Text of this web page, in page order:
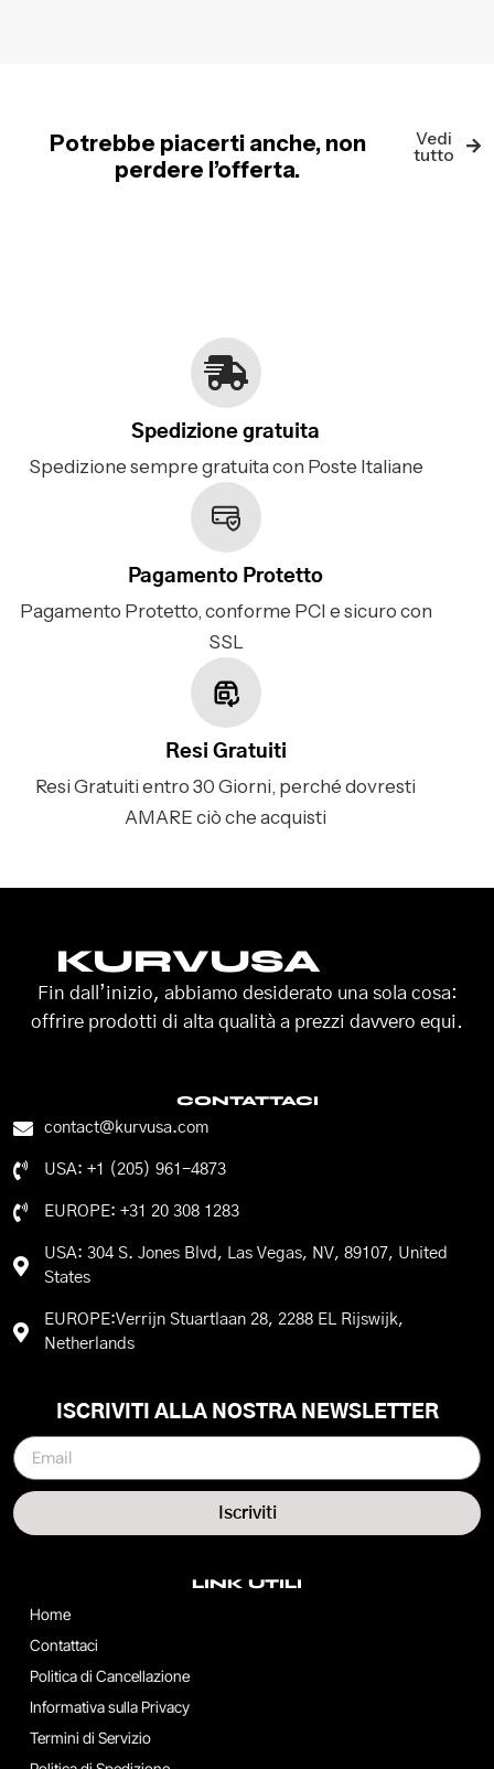
Potrebbe piacerti anche, non
perdere l’offerta.
Vedi
tutto
Spedizione gratuita
Spedizione sempre gratuita con Poste Italiane
Pagamento Protetto
Pagamento Protetto, conforme PCI e sicuro con
SSL
Resi Gratuiti
Resi Gratuiti entro 30 Giorni, perché dovresti
AMARE ciò che acquisti
KURVUSA
Fin dall’inizio, abbiamo desiderato una sola cosa:
offrire prodotti di alta qualità a prezzi davvero equi.
CONTATTACI
contact@kurvusa.com
USA: +1 (205) 961-4873
EUROPE: +31 20 308 1283
USA: 304 S. Jones Blvd, Las Vegas, NV, 89107, United
States
EUROPE:Verrijn Stuartlaan 28, 2288 EL Rijswijk,
Netherlands
LINK UTILI
Home
Contattaci
Politica di Cancellazione
Informativa sulla Privacy
Termini di Servizio
ISCRIVITI ALLA NOSTRA NEWSLETTER
Iscriviti